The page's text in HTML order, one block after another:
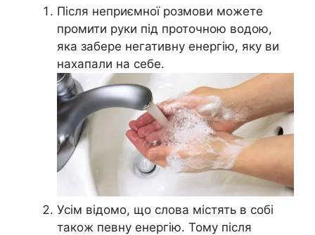
Після неприємної розмови можете
промити руки під проточною водою,
яка забере негативну енергію, яку ви
нахапали на себе.
Усім відомо, що слова містять в собі
також певну енергію. Тому після